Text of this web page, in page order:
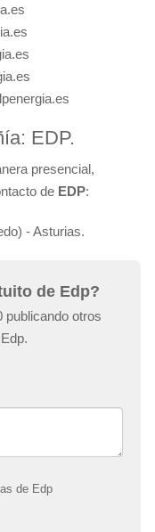
EDP.
presencial,
de EDP:
- Asturias.
de Edp?
publicando otros
de Edp